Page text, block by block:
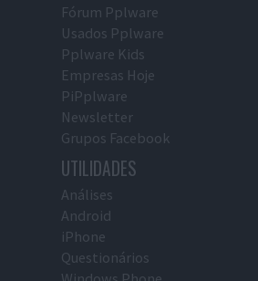
Fórum Pplware
Usados Pplware
Pplware Kids
Empresas Hoje
PiPplware
Newsletter
Grupos Facebook
UTILIDADES
Análises
Android
iPhone
Questionários